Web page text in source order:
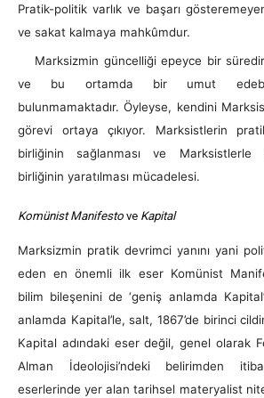
Pratik-politik varlık ve başarı
ve sakat kalmaya mahkûmdur.
Marksizmin güncelliği epeyce bir
ve bu ortamda bir umut
bulunmamaktadır. Öyleyse, kendini
görevi ortaya çıkıyor. Marksistlerin
birliğinin sağlanması ve Marksistlerle
birliğinin yaratılması mücadelesi.
Komünist Manifesto ve Kapital
Marksizmin pratik devrimci yanını yani
eden en önemli ilk eser Komünist
bilim bileşenini de ‘geniş anlamda
anlamda Kapital’le, salt, 1867’de birinci
Kapital adındaki eser değil, genel olarak
Alman İdeolojisi’ndeki belirimden
eserlerinde yer alan tarihsel materyalist